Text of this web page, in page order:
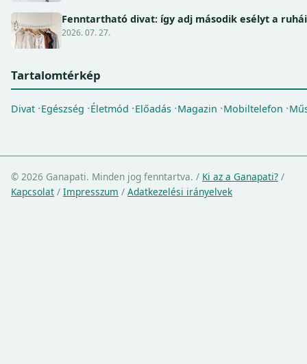
Fenntartható divat: így adj második esélyt a
2026. 07. 27.
Tartalomtérkép
Divat Egészség Életmód Előadás Magazin Mobiltelefon
© 2026 Ganapati. Minden jog fenntartva. / Ki az a Ganapati? /
Kapcsolat / Impresszum / Adatkezelési irányelvek